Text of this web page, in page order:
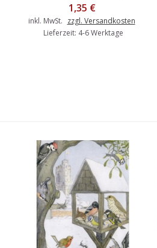
1,35 €
inkl. MwSt. zzgl. Versandkosten
Lieferzeit: 4-6 Werktage